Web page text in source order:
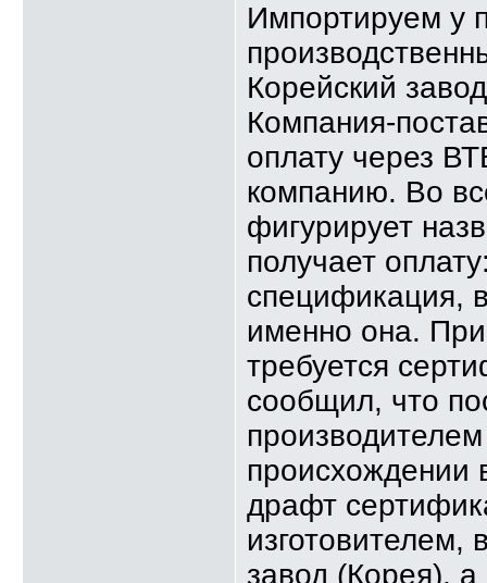
Импортируем у
Корейский
Компания-
оплату через
компанию. Во
фигурирует
получает
спецификация,
именно она.
требуется
сообщил, что
происхождении
драфт
изготовителем,
завод (Корея),